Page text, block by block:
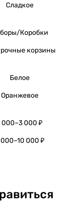
Сладкое
Коробки
корзины
Белое
Оранжевое
000–3 000 ₽
000 ₽